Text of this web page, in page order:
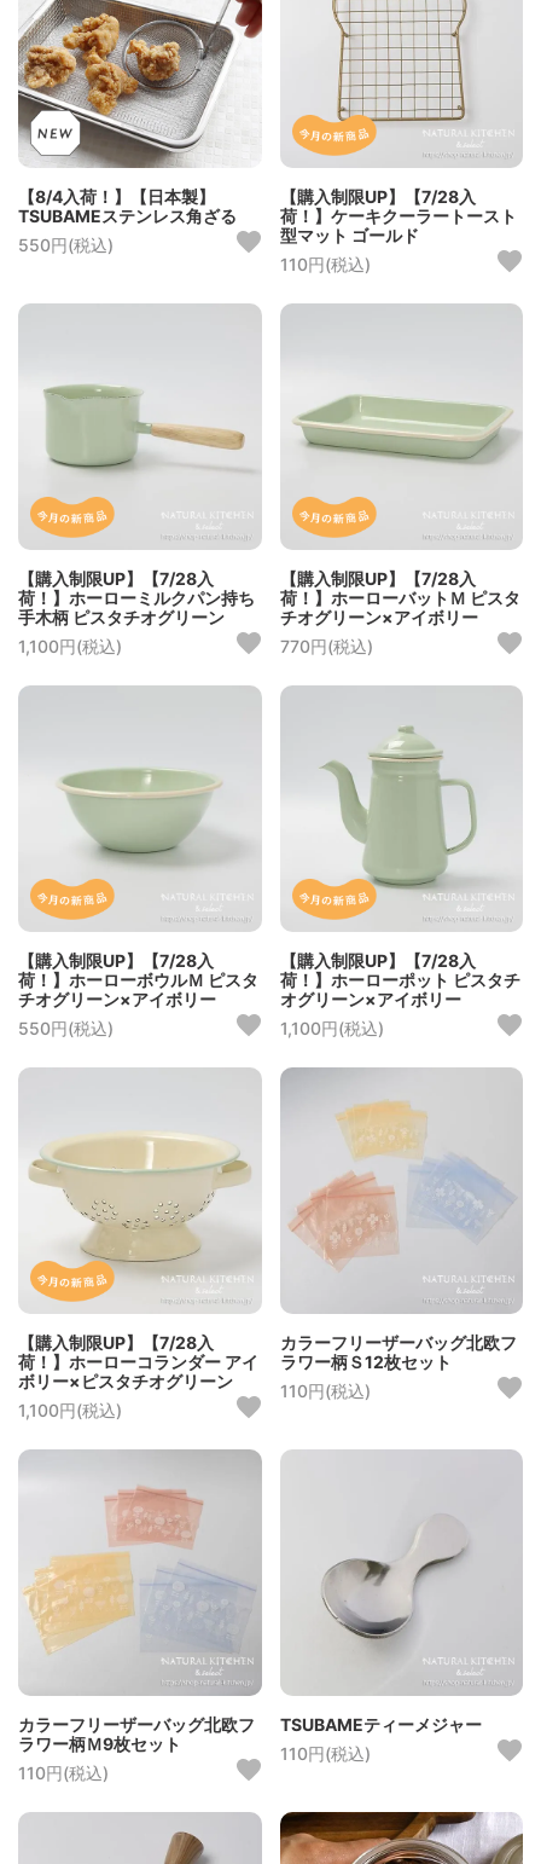
【8/4入荷！】【日本製】
TSUBAMEステンレス角ざる
550円(税込)
【購入制限UP】【7/28入
荷！】ケーキクーラートースト
型マット ゴールド
110円(税込)
【購入制限UP】【7/28入
荷！】ホーローミルクパン持ち
手木柄 ピスタチオグリーン
1,100円(税込)
【購入制限UP】【7/28入
荷！】ホーローバットＭ ピスタ
チオグリーン×アイボリー
770円(税込)
【購入制限UP】【7/28入
荷！】ホーローボウルＭ ピスタ
チオグリーン×アイボリー
550円(税込)
【購入制限UP】【7/28入
荷！】ホーローポット ピスタチ
オグリーン×アイボリー
1,100円(税込)
【購入制限UP】【7/28入
荷！】ホーローコランダー アイ
ボリー×ピスタチオグリーン
1,100円(税込)
カラーフリーザーバッグ北欧フ
ラワー柄Ｓ12枚セット
110円(税込)
カラーフリーザーバッグ北欧フ
ラワー柄Ｍ9枚セット
110円(税込)
TSUBAMEティーメジャー
110円(税込)